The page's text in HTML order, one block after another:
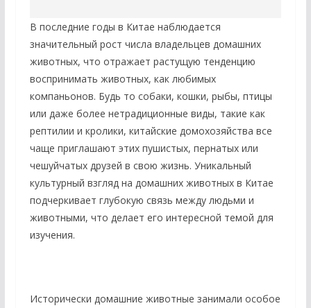
В последние годы в Китае наблюдается
значительный рост числа владельцев домашних
животных, что отражает растущую тенденцию
воспринимать животных, как любимых
компаньонов. Будь то собаки, кошки, рыбы, птицы
или даже более нетрадиционные виды, такие как
рептилии и кролики, китайские домохозяйства все
чаще приглашают этих пушистых, пернатых или
чешуйчатых друзей в свою жизнь. Уникальный
культурный взгляд на домашних животных в Китае
подчеркивает глубокую связь между людьми и
животными, что делает его интересной темой для
изучения.
Исторически домашние животные занимали особое